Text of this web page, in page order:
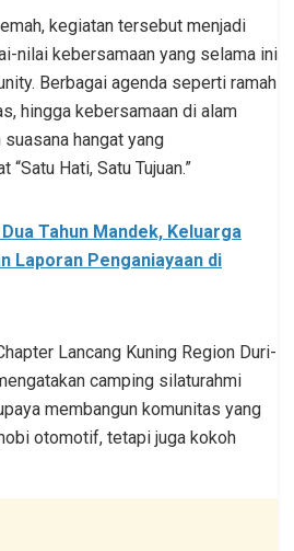
kegiatan tersebut menjadi
nilai kebersamaan yang selama ini
Berbagai agenda seperti ramah
hingga kebersamaan di alam
hangat yang
Hati, Satu Tujuan.”
Tahun Mandek, Keluarga
Laporan Penganiayaan di
Lancang Kuning Region Duri-
camping silaturahmi
membangun komunitas yang
otomotif, tetapi juga kokoh